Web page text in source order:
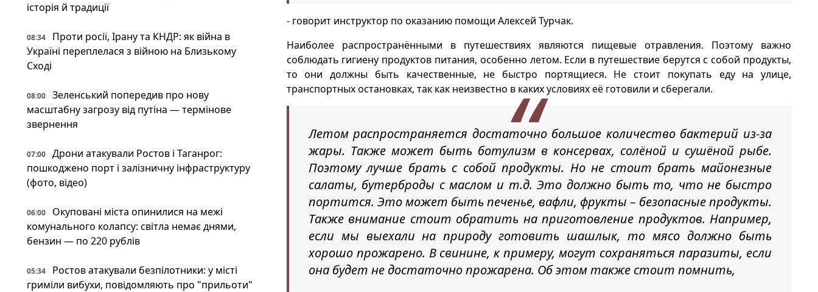
історія й традиції
08:34
Проти росії, Ірану та КНДР: як війна в
Україні переплелася з війною на Близькому
Сході
08:00
Зеленський попередив про нову
масштабну загрозу від путіна — термінове
звернення
07:00
Дрони атакували Ростов і Таганрог:
пошкоджено порт і залізничну інфраструктуру
(фото, відео)
06:00
Окуповані міста опинилися на межі
комунального колапсу: світла немає днями,
бензин — по 220 рублів
05:34
Ростов атакували безпілотники: у місті
гриміли вибухи, повідомляють про "прильоти"
- говорит инструктор по оказанию помощи Алексей Турчак.
Наиболее распространёнными в путешествиях являются пищевые отравления. Поэтому важно
соблюдать гигиену продуктов питания, особенно летом. Если в путешествие берутся с собой продукты,
то они должны быть качественные, не быстро портящиеся. Не стоит покупать еду на улице,
транспортных остановках, так как неизвестно в каких условиях её готовили и сберегали.
Летом распространяется достаточно большое количество бактерий из-за
жары. Также может быть ботулизм в консервах, солёной и сушёной рыбе.
Поэтому лучше брать с собой продукты. Но не стоит брать майонезные
салаты, бутерброды с маслом и т.д. Это должно быть то, что не быстро
портится. Это может быть печенье, вафли, фрукты – безопасные продукты.
Также внимание стоит обратить на приготовление продуктов. Например,
если мы выехали на природу готовить шашлык, то мясо должно быть
хорошо прожарено. В свинине, к примеру, могут сохраняться паразиты, если
она будет не достаточно прожарена. Об этом также стоит помнить,